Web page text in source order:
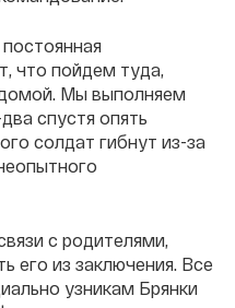
что пойдем туда,
Мы выполняем
спустя опять
солдат гибнут из-за
с родителями,
его из заключения. Все
узникам Брянки